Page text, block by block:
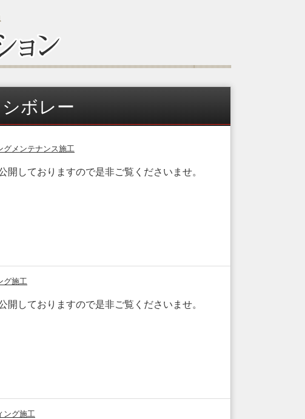
ボレー
メンテナンス施工
開しておりますので是非ご覧くださいませ。
グ施工
開しておりますので是非ご覧くださいませ。
ング施工